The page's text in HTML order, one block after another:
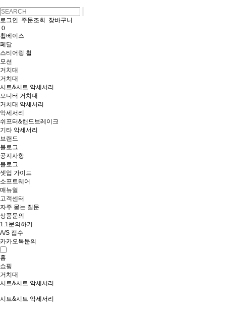
로그인 주문조회
장바구니
0
휠베이스
페달
스티어링 휠
모션
거치대
거치대
시트&시트 악세서리
모니터 거치대
거치대 악세서리
악세서리
쉬프터&핸드브레이크
기타 악세서리
브랜드
블로그
공지사항
블로그
셋업 가이드
소프트웨어
매뉴얼
고객센터
자주 묻는 질문
상품문의
1:1문의하기
A/S 접수
카카오톡문의
홈
쇼핑
거치대
시트&시트 악세서리
시트&시트 악세서리